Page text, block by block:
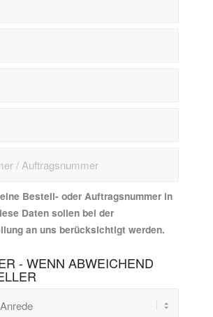
Bestell- oder Auftragsnummer in
Daten sollen bei der
an uns berücksichtigt werden.
- WENN ABWEICHEND